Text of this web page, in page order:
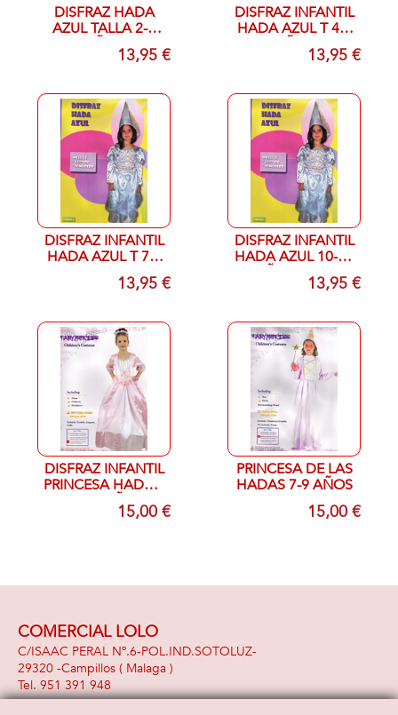
DISFRAZ HADA
AZUL TALLA 2-4
AÑOS13,95 €
DISFRAZ INFANTIL
HADA AZUL T 4-6
AÑOS13,95 €
DISFRAZ INFANTIL
HADA AZUL T 7-9
ños (6-8)13,95 €
DISFRAZ INFANTIL
HADA AZUL 10-12
AÑOS (8-10)13,95 €
DISFRAZ INFANTIL
PRINCESA HADA T
10-12 AÑOS15,00 €
PRINCESA DE LAS
HADAS 7-9 AÑOS
15,00 €
COMERCIAL LOLO
C/ISAAC PERAL Nº.6-POL.IND.SOTOLUZ-
29320 -Campillos ( Malaga )
951 391 948